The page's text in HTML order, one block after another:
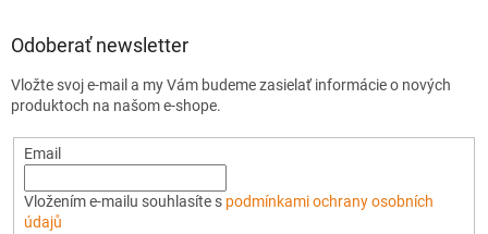
Odoberať newsletter
Vložte svoj e-mail a my Vám budeme zasielať informácie o nových
produktoch na našom e-shope.
Email
Vložením e-mailu souhlasíte s podmínkami ochrany osobních
údajů